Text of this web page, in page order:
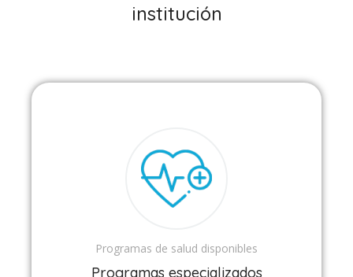
institución
Programas de salud disponibles
Programas especializados